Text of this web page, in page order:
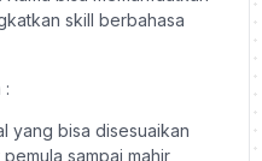
skill berbahasa
:
yang bisa disesuaikan
sampai mahir